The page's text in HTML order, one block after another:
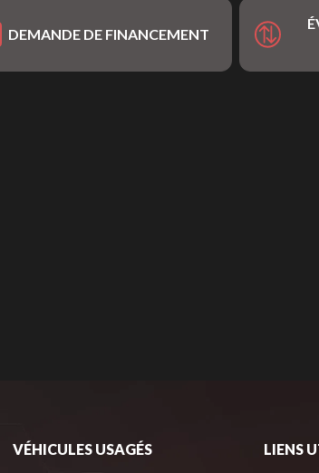
DEMANDE DE FINANCEMENT
VÉHICULES USAGÉS LIENS